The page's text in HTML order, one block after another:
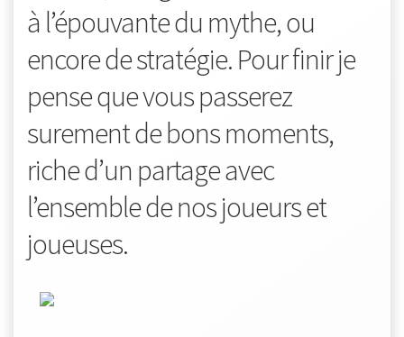
à l’épouvante du mythe, ou
encore de stratégie. Pour finir je
pense que vous passerez
surement de bons moments,
riche d’un partage avec
l’ensemble de nos joueurs et
joueuses.